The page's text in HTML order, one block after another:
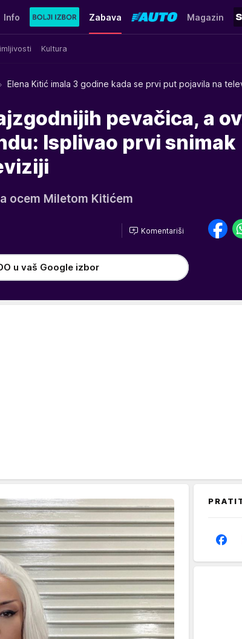
Info Zabava
Kultura
Magazin
Elena Kitić imala 3 godine kada se prvi put pojavila na
pevačica, a
Isplivao prvi snimak
ocem Miletom Kitićem
Komentariši
u vaš Google izbor